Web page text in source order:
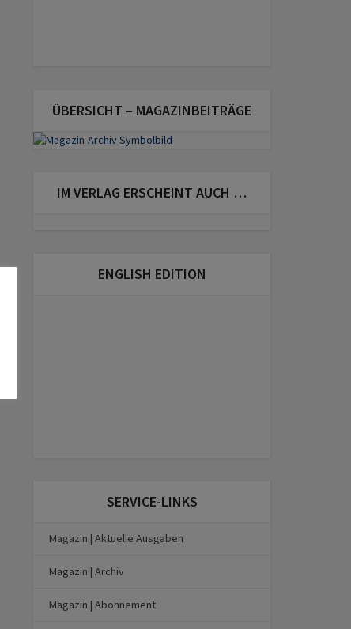
ÜBERSICHT – MAGAZINBEITRÄGE
IM VERLAG ERSCHEINT AUCH …
ENGLISH EDITION
SERVICE-LINKS
Magazin | Aktuelle Ausgaben
Magazin | Archiv
Magazin | Abonnement